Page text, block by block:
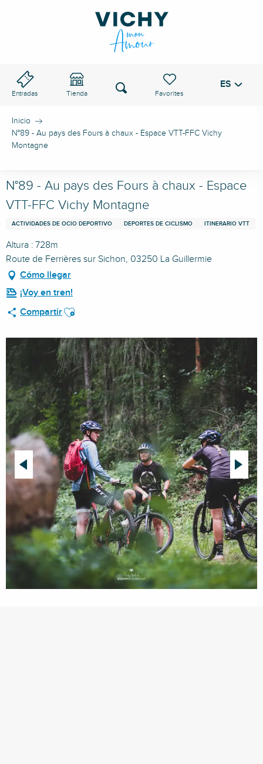
Entradas Tienda
Voir les favoris
Buscar ES
Inicio
N°89 - Au pays des Fours à chaux - Espace VTT-FFC Vichy
Montagne
N°89 - Au pays des Fours à chaux - Espace
VTT-FFC Vichy Montagne
ACTIVIDADES DE OCIO DEPORTIVO DEPORTES DE CICLISMO ITINERARIO VTT
Altura : 728m
Route de Ferrières sur Sichon, 03250 La Guillermie
Cómo llegar
¡Voy en tren!
CompartirAjouter aux favoris